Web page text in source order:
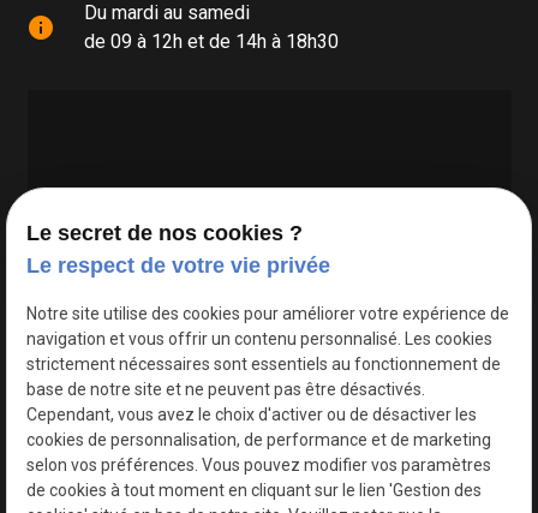
info
Du mardi au samedi
de 09 à 12h et de 14h à 18h30
Google Maps Search API est désactivé.
Le secret de nos cookies ?
Le respect de votre vie privée
Notre site utilise des cookies pour améliorer votre expérience de
navigation et vous offrir un contenu personnalisé. Les cookies
strictement nécessaires sont essentiels au fonctionnement de
base de notre site et ne peuvent pas être désactivés.
Cependant, vous avez le choix d'activer ou de désactiver les
cookies de personnalisation, de performance et de marketing
selon vos préférences. Vous pouvez modifier vos paramètres
de cookies à tout moment en cliquant sur le lien 'Gestion des